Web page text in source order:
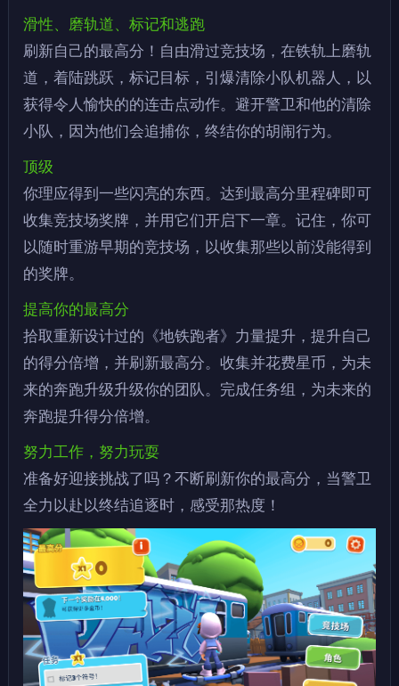
滑性、磨轨道、标记和逃跑
刷新自己的最高分！自由滑过竞技场，在铁轨上磨轨
道，着陆跳跃，标记目标，引爆清除小队机器人，以
获得令人愉快的的连击点动作。避开警卫和他的清除
小队，因为他们会追捕你，终结你的胡闹行为。
顶级
你理应得到一些闪亮的东西。达到最高分里程碑即可
收集竞技场奖牌，并用它们开启下一章。记住，你可
以随时重游早期的竞技场，以收集那些以前没能得到
的奖牌。
提高你的最高分
拾取重新设计过的《地铁跑者》力量提升，提升自己
的得分倍增，并刷新最高分。收集并花费星币，为未
来的奔跑升级升级你的团队。完成任务组，为未来的
奔跑提升得分倍增。
努力工作，努力玩耍
准备好迎接挑战了吗？不断刷新你的最高分，当警卫
全力以赴以终结追逐时，感受那热度！